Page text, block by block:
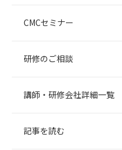
CMCセミナー
研修のご相談
講師・研修会社詳細一覧
記事を読む